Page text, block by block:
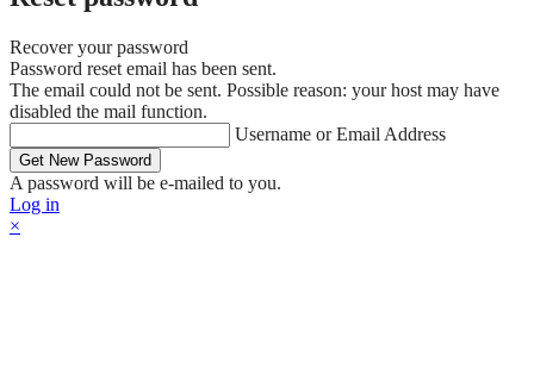
Recover your password
Password reset email has been sent.
The email could not be sent. Possible reason: your host may have
disabled the mail function.
Username or Email Address
A password will be e-mailed to you.
Log in
×